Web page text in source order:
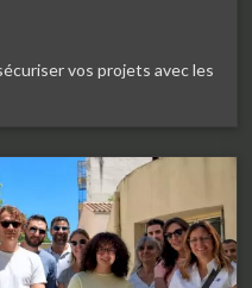
vos projets avec les